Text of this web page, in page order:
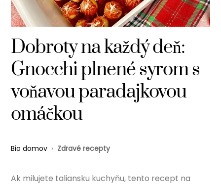
Dobroty na každý deň:
Gnocchi plnené syrom s
voňavou paradajkovou
omáčkou
Bio domov › Zdravé recepty
Ak milujete taliansku kuchyňu, tento recept na